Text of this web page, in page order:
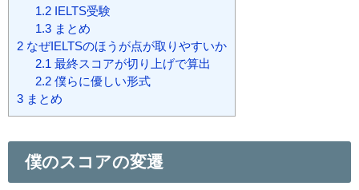
1.2IELTS受験
1.3まとめ
2 なぜIELTSのほうが点が取りやすいか
2.1 最終スコアが切り上げで算出
2.2僕らに優しい形式
3 まとめ
僕のスコアの変遷